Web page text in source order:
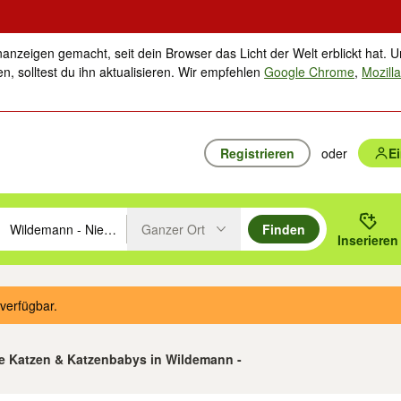
gemacht, seit dein Browser das Licht der Welt erblickt hat.
solltest du ihn aktualisieren. Wir empfehlenGoogle Chrome,
Registrieren oder
mit den Pfeiltasten nach oben/unten durchsuchen und mit
oder Ort eingeben. Eingabetaste drücken um zu suchen, oder
Ganzer Ort
Finden
Inserieren
Katzen & Katzenbabys in Wildemann -